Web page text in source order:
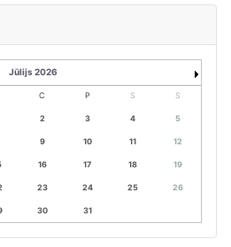
Jūlijs 2026
C P S S
2 3 4 5
9 10 11 12
16 17 18 19
23 24 25 26
30 31